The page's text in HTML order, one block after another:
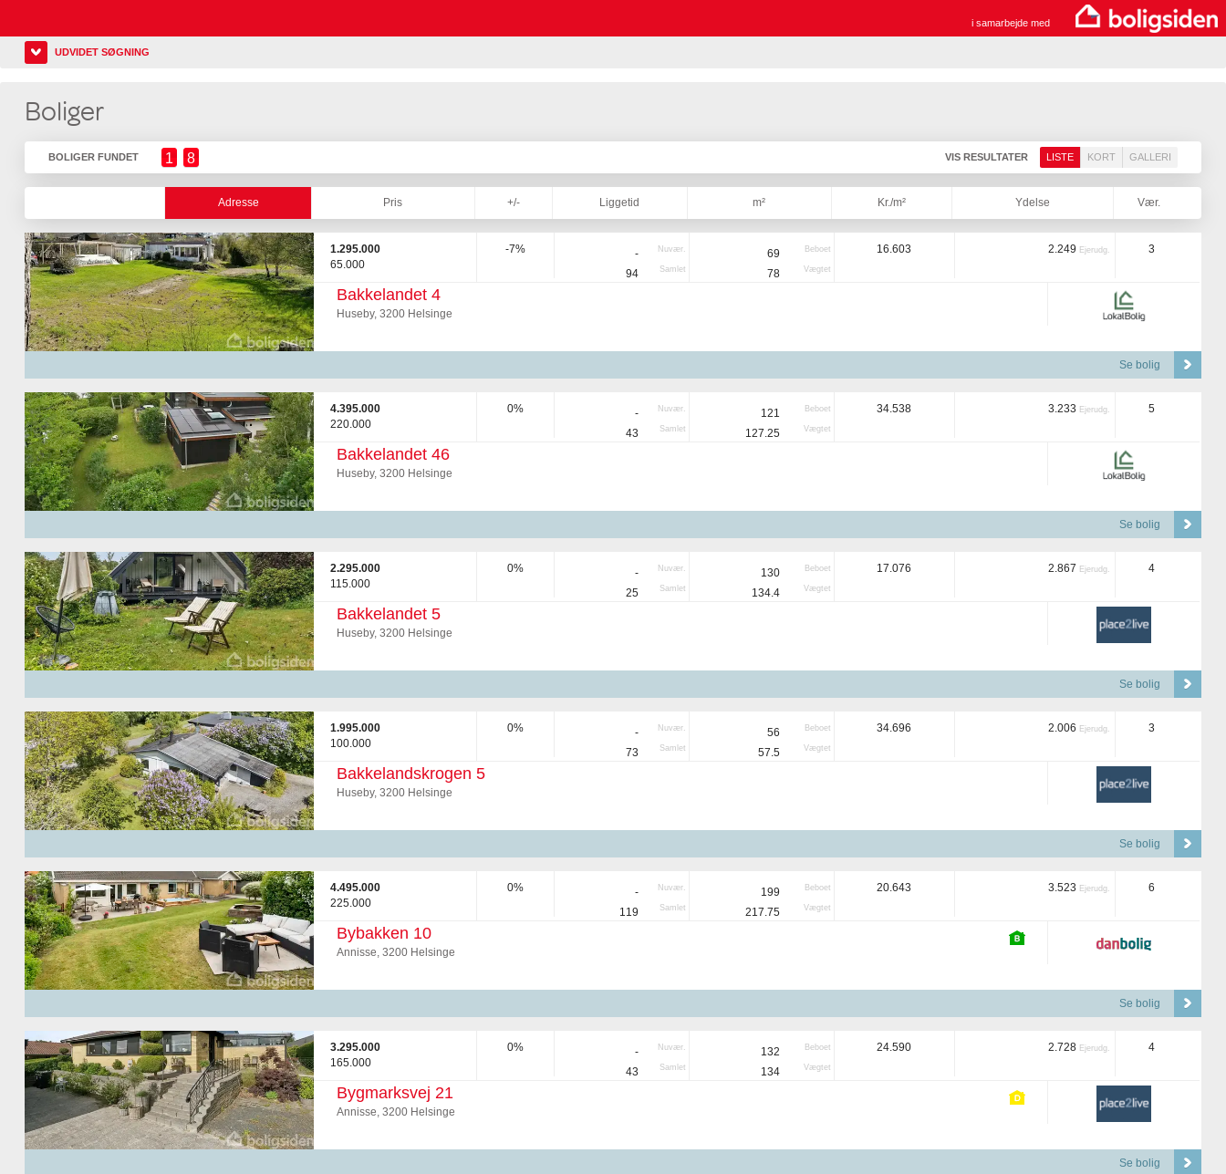
i samarbejde med
UDVIDET SØGNING
Boliger
BOLIGER FUNDET 1 8 VIS RESULTATER LISTE KORT GALLERI
Adresse Pris +/- Liggetid m² Kr./m² Ydelse Vær.
1.295.000
65.000
-7% - Nuvær.
94 Samlet
69 Beboet
78 Vægtet
16.603 2.249 Ejerudg. 3
Bakkelandet 4
Huseby, 3200 Helsinge
Se bolig
4.395.000
220.000
0% - Nuvær.
43 Samlet
121 Beboet
127.25 Vægtet
34.538 3.233 Ejerudg. 5
Bakkelandet 46
Huseby, 3200 Helsinge
Se bolig
2.295.000
115.000
0% - Nuvær.
25 Samlet
130 Beboet
134.4 Vægtet
17.076 2.867 Ejerudg. 4
Bakkelandet 5
Huseby, 3200 Helsinge
Se bolig
1.995.000
100.000
0% - Nuvær.
73 Samlet
56 Beboet
57.5 Vægtet
34.696 2.006 Ejerudg. 3
Bakkelandskrogen 5
Huseby, 3200 Helsinge
Se bolig
4.495.000
225.000
0% - Nuvær.
119 Samlet
199 Beboet
217.75 Vægtet
20.643 3.523 Ejerudg. 6
Bybakken 10
Annisse, 3200 Helsinge
Se bolig
3.295.000
165.000
0% - Nuvær.
43 Samlet
132 Beboet
134 Vægtet
24.590 2.728 Ejerudg. 4
Bygmarksvej 21
Annisse, 3200 Helsinge
Se bolig